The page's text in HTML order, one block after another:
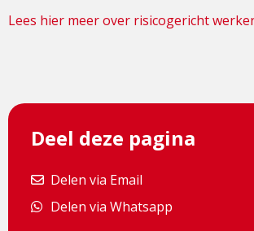
een
Lees hier meer over risicogericht
Deel deze pagina
Delen via Email
Delen via Email
Delen via Whatsapp
Delen via Whatsapp